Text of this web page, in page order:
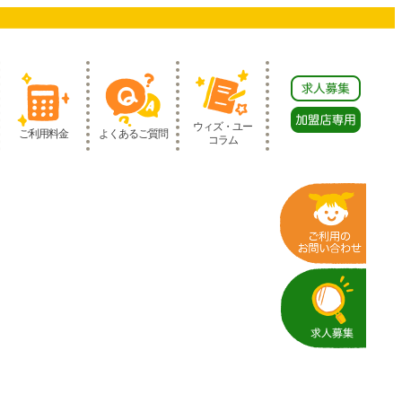
ご利用料金 よくあるご質問
ウィズ・ユー
コラム